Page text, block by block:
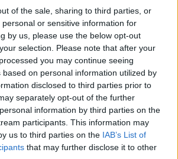
of the sale, sharing to third parties, or
or sensitive information for
by us, please use the below opt-out
selection. Please note that after your
you may continue seeing
based on personal information utilized by
disclosed to third parties prior to
separately opt-out of the further
information by third parties on the
participants. This information may
us to third parties on the IAB’s List of
that may further disclose it to other
Eladó:BÁV ART Aukciósház és
Galéria
Cím: BÁV ZRt.
1027 Budapest, Csalogány u.
23-33.